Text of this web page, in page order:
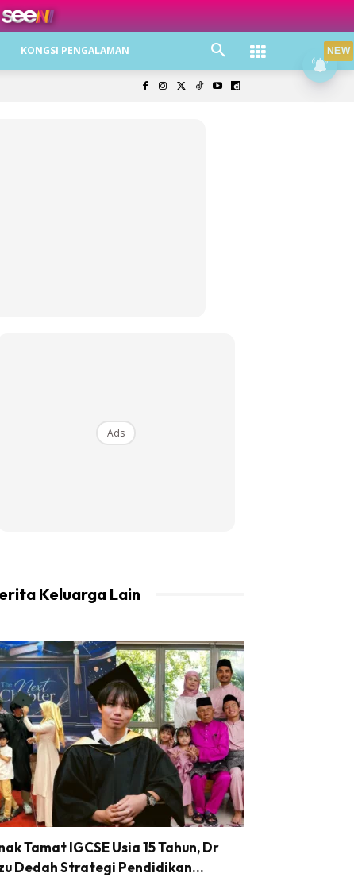
KONGSI PENGALAMAN
Ads
Keluarga Lain
Tamat IGCSE Usia 15 Tahun, Dr
Dedah Strategi Pendidikan...
NEW